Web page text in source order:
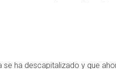
ha descapitalizado y que